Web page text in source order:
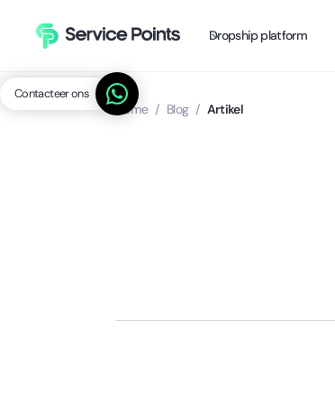
Dropship platform
Contacteer ons
Home / Blog / Artikel